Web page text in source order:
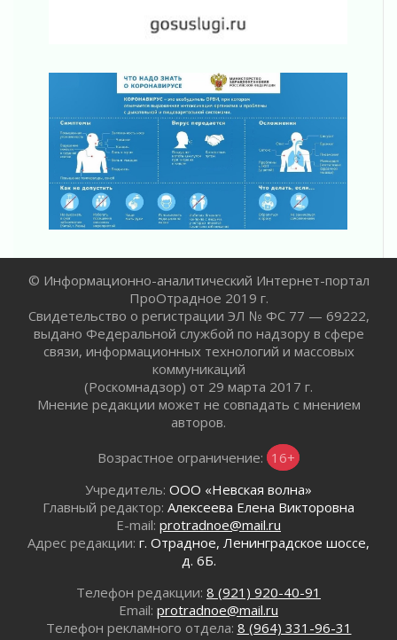
Ладожский мост на трассе «Кола» полностью
Волейболисты из Всеволожского района
представят Ленинградскую область на
всероссийском финале в Москве
30 июля 2026
«Кубок Защитников Отечества» для
ветеранов СВО стартовал в Выборге
30 июля 2026
Заблудившегося пенсионера вывели из леса в
30 июля 2026
Редкие птенцы козодоя вылупились во
Всеволожском районе Ленобласти
30 июля 2026
Изменение расписания 565 автобуса
30 июля 2026
Объявлена продажа инвестиционных паев
29 июля 2026
Пик топливного кризиса в Ленинградской
29 июля 2026
Ленобласть вошла в двадцатку лидеров по
освещению нацпроектов в СМИ
Легкоатлеты Ленинградской области вошли в
пятерку сильнейших на Первенстве России
Сотрудница почты в Кингисеппе
инсценировала пожар после кражи почти
© Информационно-аналитический Интернет-портал
ПроОтрадное 2019 г.
Свидетельство о регистрации ЭЛ № ФС 77 — 69222,
выдано Федеральной службой по надзору в сфере
связи, информационных технологий и массовых
коммуникаций
(Роскомнадзор) от 29 марта 2017 г.
Мнение редакции может не совпадать с мнением
авторов.
Возрастное ограничение: 16+
Учредитель: ООО «Невская волна»
Главный редактор: Алексеева Елена Викторовна
E-mail: protradnoe@mail.ru
Адрес редакции: г. Отрадное, Ленинградское шоссе,
д. 6Б.
Телефон редакции: 8 (921) 920-40-91
Email: protradnoe@mail.ru
Телефон рекламного отдела: 8 (964) 331-96-31